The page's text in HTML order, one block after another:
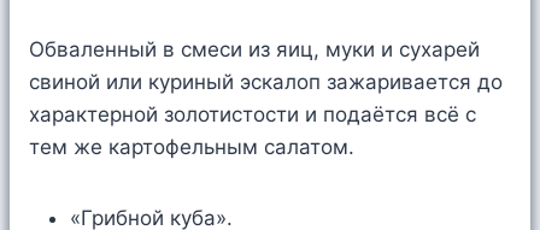
Обваленный в смеси из яиц, муки и сухарей
свиной или куриный эскалоп зажаривается до
характерной золотистости и подаётся всё с
тем же картофельным салатом.
«Грибной куба».